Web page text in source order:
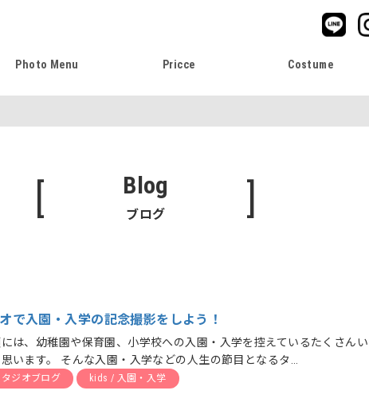
Photo Menu Pricce Costume
[ ]
Blog
ブログ
で入園・入学の記念撮影をしよう！
は、幼稚園や保育園、小学校への入園・入学を控えているたくさんい
います。 そんな入園・入学などの人生の節目となるタ...
タジオブログ kids / 入園・入学